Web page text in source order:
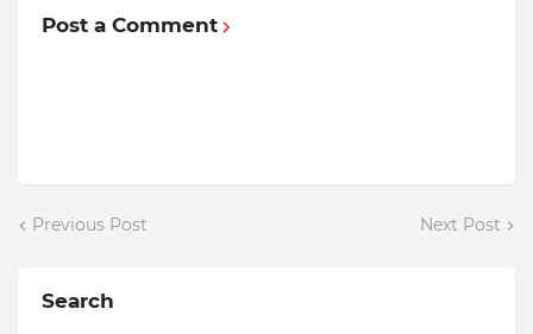
Post a Comment
Previous Post Next Post
Search